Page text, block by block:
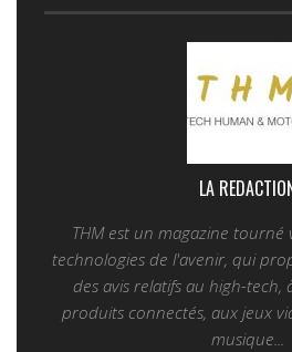
LA
THM est un magazine tourné
technologies de l'avenir, qui
des avis relatifs au high-tech,
produits connectés, aux jeux
musique...